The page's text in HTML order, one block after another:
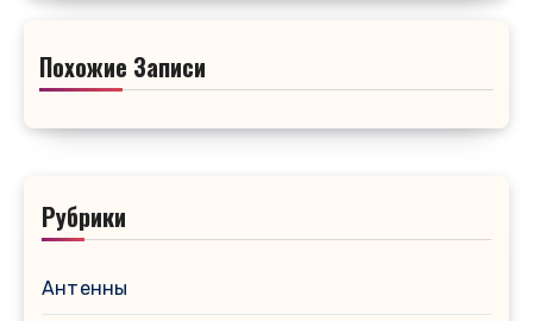
Похожие Записи
Рубрики
Антенны